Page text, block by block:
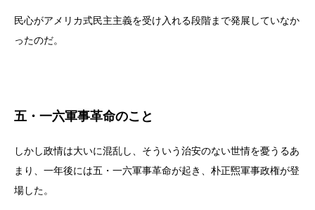
民心がアメリカ式民主主義を受け入れる段階まで発展していなか
ったのだ。
五・一六軍事革命のこと
しかし政情は大いに混乱し、そういう治安のない世情を憂うるあ
まり、一年後には五・一六軍事革命が起き、朴正煕軍事政権が登
場した。